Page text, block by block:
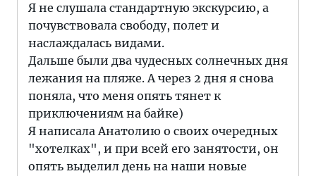
Я не слушала стандартную экскурсию, а
почувствовала свободу, полет и
наслаждалась видами.
Дальше были два чудесных солнечных дня
лежания на пляже. А через 2 дня я снова
поняла, что меня опять тянет к
приключениям на байке)
Я написала Анатолию о своих очередных
"хотелках", и при всей его занятости, он
опять выделил день на наши новые